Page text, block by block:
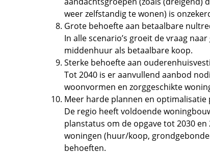
weer zelfstandig te wonen) is
Grote behoefte aan betaalbare
In alle scenario’s groeit de vraag
middenhuur als betaalbare koop.
Sterke behoefte aan
Tot 2040 is er aanvullend aanbod
woonvormen en zorggeschikte
Meer harde plannen en optimalisatie
De regio heeft voldoende
planstatus om de opgave tot 2030
woningen (huur/koop,
behoeften.